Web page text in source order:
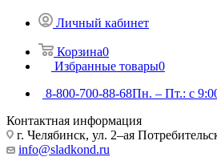
Личный кабинет
Корзина0
Избранные товары0
8-800-700-88-68Пн. – Пт.: с
Контактная информация
г. Челябинск, ул. 2–ая
info@sladkond.ru